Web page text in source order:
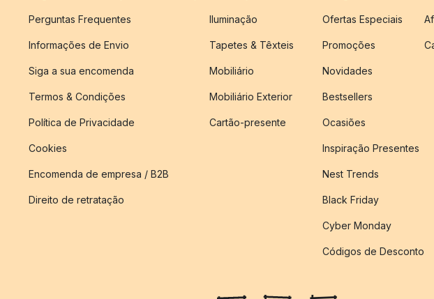
Perguntas Frequentes
Informações de Envio
Siga a sua encomenda
Termos & Condições
Política de Privacidade
Cookies
Encomenda de empresa / B2B
Direito de retratação
Iluminação
Tapetes & Têxteis
Mobiliário
Mobiliário Exterior
Cartão-presente
Ofertas Especiais
Promoções
Novidades
Bestsellers
Ocasiões
Inspiração Presentes
Nest Trends
Black Friday
Cyber Monday
Códigos de Desconto